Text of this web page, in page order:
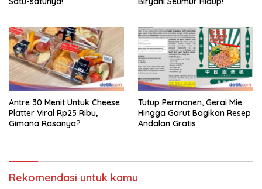
Antre 30 Menit Untuk Cheese
Platter Viral Rp25 Ribu,
Gimana Rasanya?
Tutup Permanen, Gerai Mie
Hingga Garut Bagikan Resep
Andalan Gratis
Rekomendasi untuk kamu